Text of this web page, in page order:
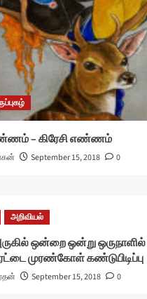
– கிரேசி எண்ணம்
September 15, 2018 0
அறிவியல்
ஒன்றை ஒன்று ஒருநாளில்
முரண்கோள் கண்டுபிடிப்பு
September 15, 2018 0